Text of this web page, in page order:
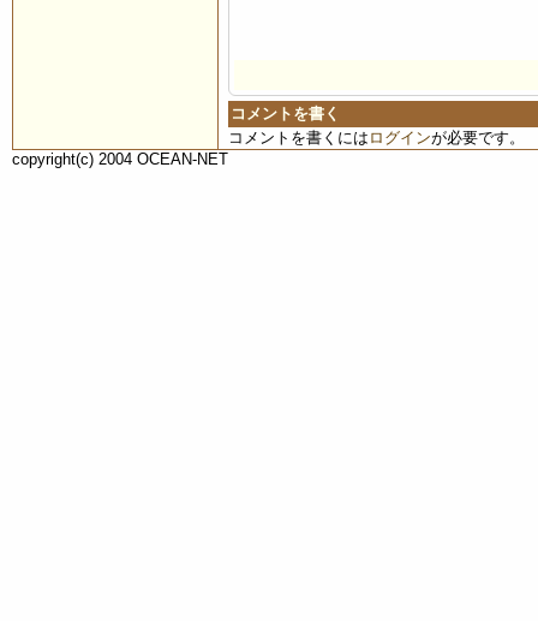
コメントを書く
コメントを書くには ログインが必要です。
copyright(c) 2004 OCEAN-NET